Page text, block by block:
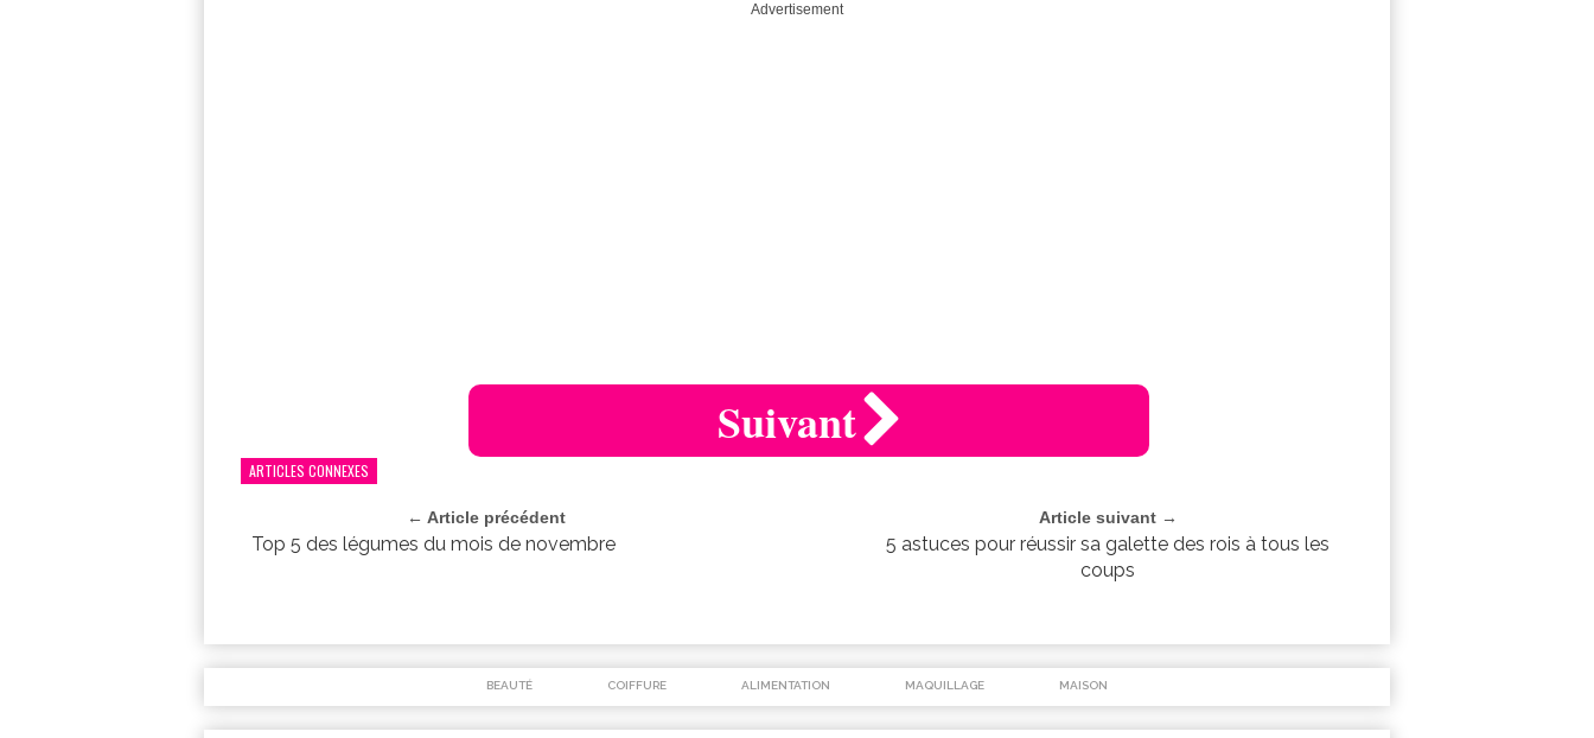
Advertisement
Suivant
ARTICLES CONNEXES
← Article précédent
Top 5 des légumes du mois de novembre
Article suivant →
5 astuces pour réussir sa galette des rois à tous les
coups
BEAUTÉ COIFFURE ALIMENTATION MAQUILLAGE MAISON